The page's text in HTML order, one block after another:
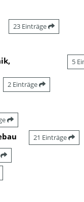
23 Einträge
5
2 Einträge
21 Einträge